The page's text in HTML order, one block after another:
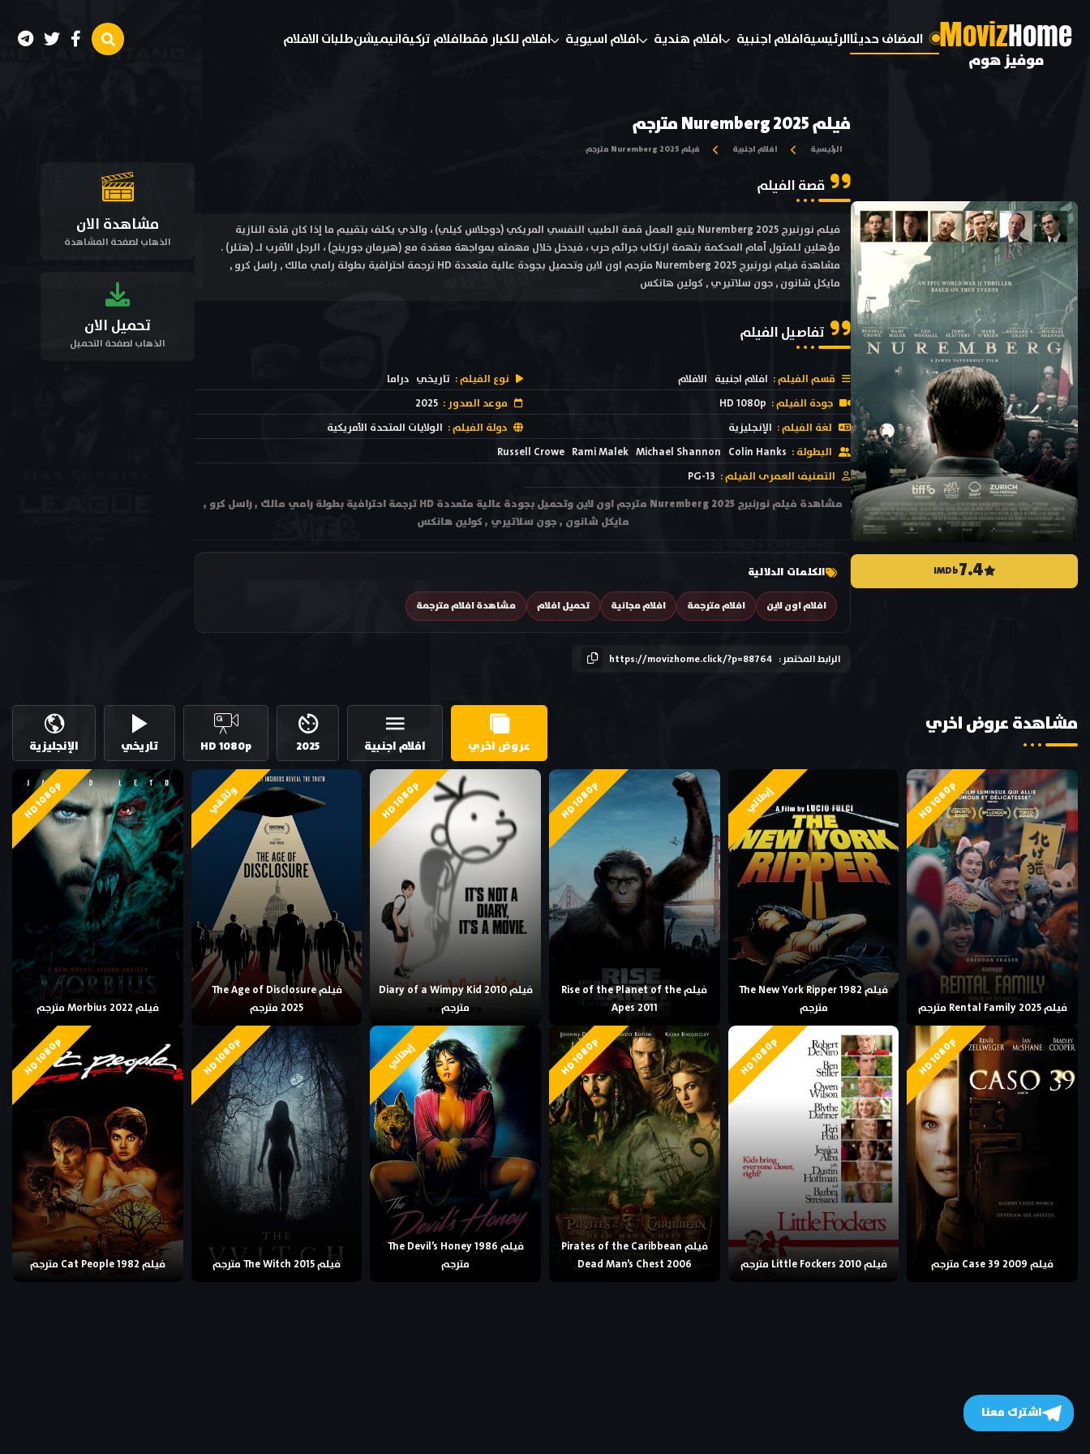
MovizHome
موفيز هوم
المضاف حديثاالرئيسيةافلام اجنبية افلام هندية افلام اسيوية افلام للكبار فقطافلام تركيةانيميشنطلبات الافلام
7.4
IMDb
فيلم Nuremberg 2025 مترجم
الرئيسية افلام اجنبية فيلم Nuremberg 2025 مترجم
قصة الفيلم
فيلم نورنبرج Nuremberg 2025 يتبع العمل قصة الطبيب النفسي المريكي (دوجلاس كيلي) ، والذي يكلف بتقييم ما إذا كان قادة النازية
مؤهلين للمثول أمام المحكمة بتهمة ارتكاب جرائم حرب ، فيدخل خلال مهمته بمواجهة معقدة مع (هيرمان جورينج) ، الرجل الأقرب لـ (هتلر) .
مشاهدة فيلم نورنبرج Nuremberg 2025 مترجم اون لاين وتحميل بجودة عالية متعددة HD ترجمة احترافية بطولة رامي مالك , راسل كرو ,
مايكل شانون , جون سلاتيري , كولين هانكس
تفاصيل الفيلم
قسم الفيلم : افلام اجنبية الافلام نوع الفيلم : تاريخي دراما
جودة الفيلم : HD 1080p موعد الصدور : 2025
لغة الفيلم : الإنجليزية دولة الفيلم : الولايات المتحدة الأمريكية
البطولة : Colin Hanks
Michael Shannon
Rami Malek
Russell Crowe
التصنيف العمرى الفيلم : PG-13
مشاهدة فيلم نورنبرج Nuremberg 2025 مترجم اون لاين وتحميل بجودة عالية متعددة HD ترجمة احترافية بطولة رامي مالك , راسل كرو ,
مايكل شانون , جون سلاتيري , كولين هانكس
الكلمات الدلالية
افلام اون لاين افلام مترجمة افلام مجانية تحميل افلام مشاهدة افلام مترجمة
الرابط المختصر : https://movizhome.click/?p=88764
مشاهدة الان
الذهاب لصفحة المشاهدة
تحميل الان
الذهاب لصفحة التحميل
مشاهدة عروض اخري
عروض اخري افلام اجنبية 2025
HD 1080p تاريخي الإنجليزية
HD 1080p
فيلم Rental Family 2025 مترجم
إيطالي
فيلم The New York Ripper 1982
مترجم
HD 1080p
فيلم Rise of the Planet of the
Apes 2011
HD 1080p
فيلم Diary of a Wimpy Kid 2010
مترجم
وثائقي
فيلم The Age of Disclosure
2025 مترجم
HD 1080p
فيلم Morbius 2022 مترجم
HD 1080p
فيلم Case 39 2009 مترجم
HD 1080p
فيلم Little Fockers 2010 مترجم
HD 1080p
فيلم Pirates of the Caribbean
Dead Man’s Chest 2006
إيطالي
فيلم The Devil’s Honey 1986
مترجم
HD 1080p
فيلم The Witch 2015 مترجم
HD 1080p
فيلم Cat People 1982 مترجم
اشترك معنا